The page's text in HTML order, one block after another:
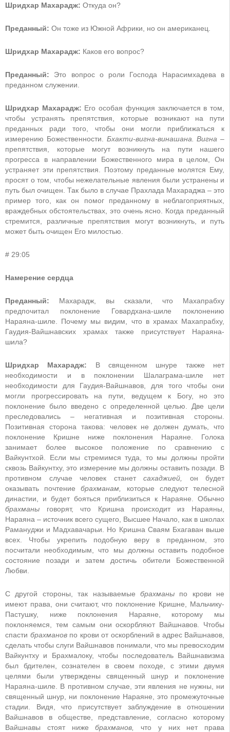
Шридхар Махарадж: Откуда он?
Преданный: Он тоже из Южной Африки, но он американец.
Шридхар Махарадж: Каков его вопрос?
Преданный: Это вопрос о роли Господа Нарасимхадева в
преданном служении.
Шридхар Махарадж: Его особая функция заключается в том,
чтобы устранять препятствия, которые возникают на пути
преданных ради того, чтобы они могли приближаться к
измерению Божественности. Бхакти-вигна-винашана. Вигна –
препятствия, которые могут возникнуть на пути нашего
прогресса в направлении Божественного мира в целом, Он
устраняет эти препятствия. Поэтому преданные молятся Ему,
просят о том, чтобы нежелательные явления были устранены и
путь был очищен. Так было в случае Прахлада Махараджа – это
пример того, как он помог преданному в неблагоприятных,
враждебных обстоятельствах, это очень ясно. Когда преданный
стремится, различные препятствия могут возникнуть, и путь
может быть очищен Его милостью.
# 29:05
Намерение сердца
Преданный: Махарадж, вы сказали, что Махапрабху
предпочитал поклонение Говардхана-шиле поклонению
Нараяна-шиле. Почему мы видим, что в храмах Махапрабху,
Гаудия-Вайшнавских храмах также присутствует Нараяна-
шила?
Шридхар Махарадж: В священном шнуре также нет
необходимости и в поклонении Шалаграма-шиле нет
необходимости для Гаудия-Вайшнавов, для того чтобы они
могли прогрессировать на пути, ведущем к Богу, но это
поклонение было введено с определенной целью. Две цели
преследовались – негативная и позитивная стороны.
Позитивная сторона такова: человек не должен думать, что
поклонение Кришне ниже поклонения Нараяне. Голока
занимает более высокое положение по сравнению с
Вайкунтхой. Если мы стремимся туда, то мы должны пройти
сквозь Вайкунтху, это измерение мы должны оставить позади. В
противном случае человек станет сахаджией, он будет
оказывать почтениебрахманам, которые следуют телесной
династии, и будет бояться приблизиться к Нараяне. Обычно
брахманы говорят, что Кришна происходит из Нараяны,
Нараяна – источник всего сущего, Высшее Начало, как в школах
Рамануджи и Мадхавачарьи. Но Кришна Сваям Бхагаван выше
всех. Чтобы укрепить подобную веру в преданном, это
посчитали необходимым, что мы должны оставить подобное
состояние позади и затем достичь обители Божественной
Любви.
С другой стороны, так называемые брахманы по крови не
имеют права, они считают, что поклонение Кришне, Мальчику-
Пастушку, ниже поклонения Нараяне, которому мы
поклоняемся, тем самым они оскорбляют Вайшнавов. Чтобы
спасти брахманов по крови от оскорблений в адрес Вайшнавов,
сделать чтобы слуги Вайшнавов понимали, что мы превосходим
Вайкунтху и Брахмалоку, чтобы последователь Вайшнавизма
был бдителен, сознателен в своем походе, с этими двумя
целями были утверждены священный шнур и поклонение
Нараяна-шиле. В противном случае, эти явления не нужны, ни
священный шнур, ни поклонение Нараяне, это промежуточные
стадии. Видя, что присутствует заблуждение в отношении
Вайшнавов в обществе, представление, согласно которому
Вайшнавы стоят нижебрахманов, что у них нет права